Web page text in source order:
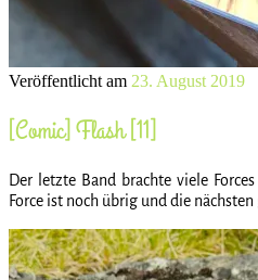
Veröffentlicht am 23. August 2019
[Comic] Flash [11]
Der letzte Band brachte viele
Force ist noch übrig und die